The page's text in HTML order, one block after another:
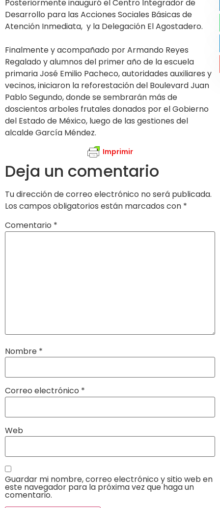
Posteriormente inauguró el Centro Integrador de
Desarrollo para las Acciones Sociales Básicas de
Atención Inmediata, y la Delegación El Agostadero.
Finalmente y acompañado por Armando Reyes
Regalado y alumnos del primer año de la escuela
primaria José Emilio Pacheco, autoridades auxiliares y
vecinos, iniciaron la reforestación del Boulevard Juan
Pablo Segundo, donde se sembrarán más de
doscientos arboles frutales donados por el Gobierno
del Estado de México, luego de las gestiones del
alcalde García Méndez.
Imprimir
Deja un comentario
Tu dirección de correo electrónico no será publicada.
Los campos obligatorios están marcados con *
Comentario *
Nombre *
Correo electrónico *
Web
Guardar mi nombre, correo electrónico y sitio web en
este navegador para la próxima vez que haga un
comentario.